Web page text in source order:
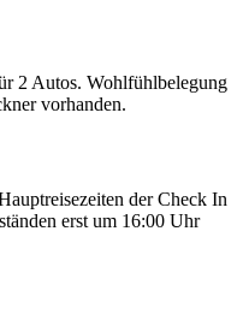
2 Autos. Wohlfühlbelegung
vorhanden.
der Check In
erst um 16:00 Uhr